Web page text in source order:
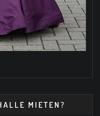
MIETEN?